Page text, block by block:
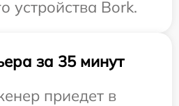
устройства Bork.
за 35 минут
приедет в